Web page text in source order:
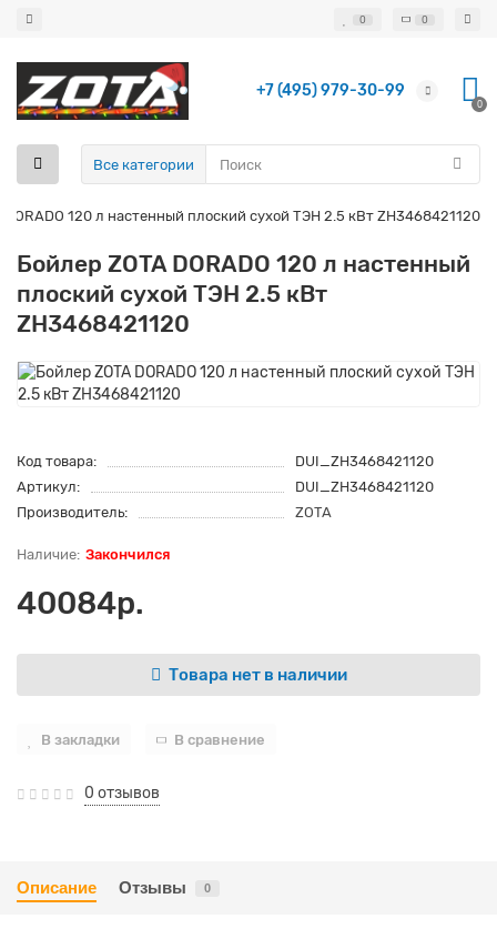
0 0
+7 (495) 979-30-99
0
Все категории
DORADO 120 л настенный плоский сухой ТЭН 2.5 кВт ZH3468421120
Бойлер ZOTA DORADO 120 л настенный
плоский сухой ТЭН 2.5 кВт
ZH3468421120
Код товара:
DUI_ZH3468421120
Артикул:
DUI_ZH3468421120
Производитель:
ZOTA
Закончился
40084р.
Товара нет в наличии
В закладки В сравнение
0 отзывов
Описание Отзывы 0